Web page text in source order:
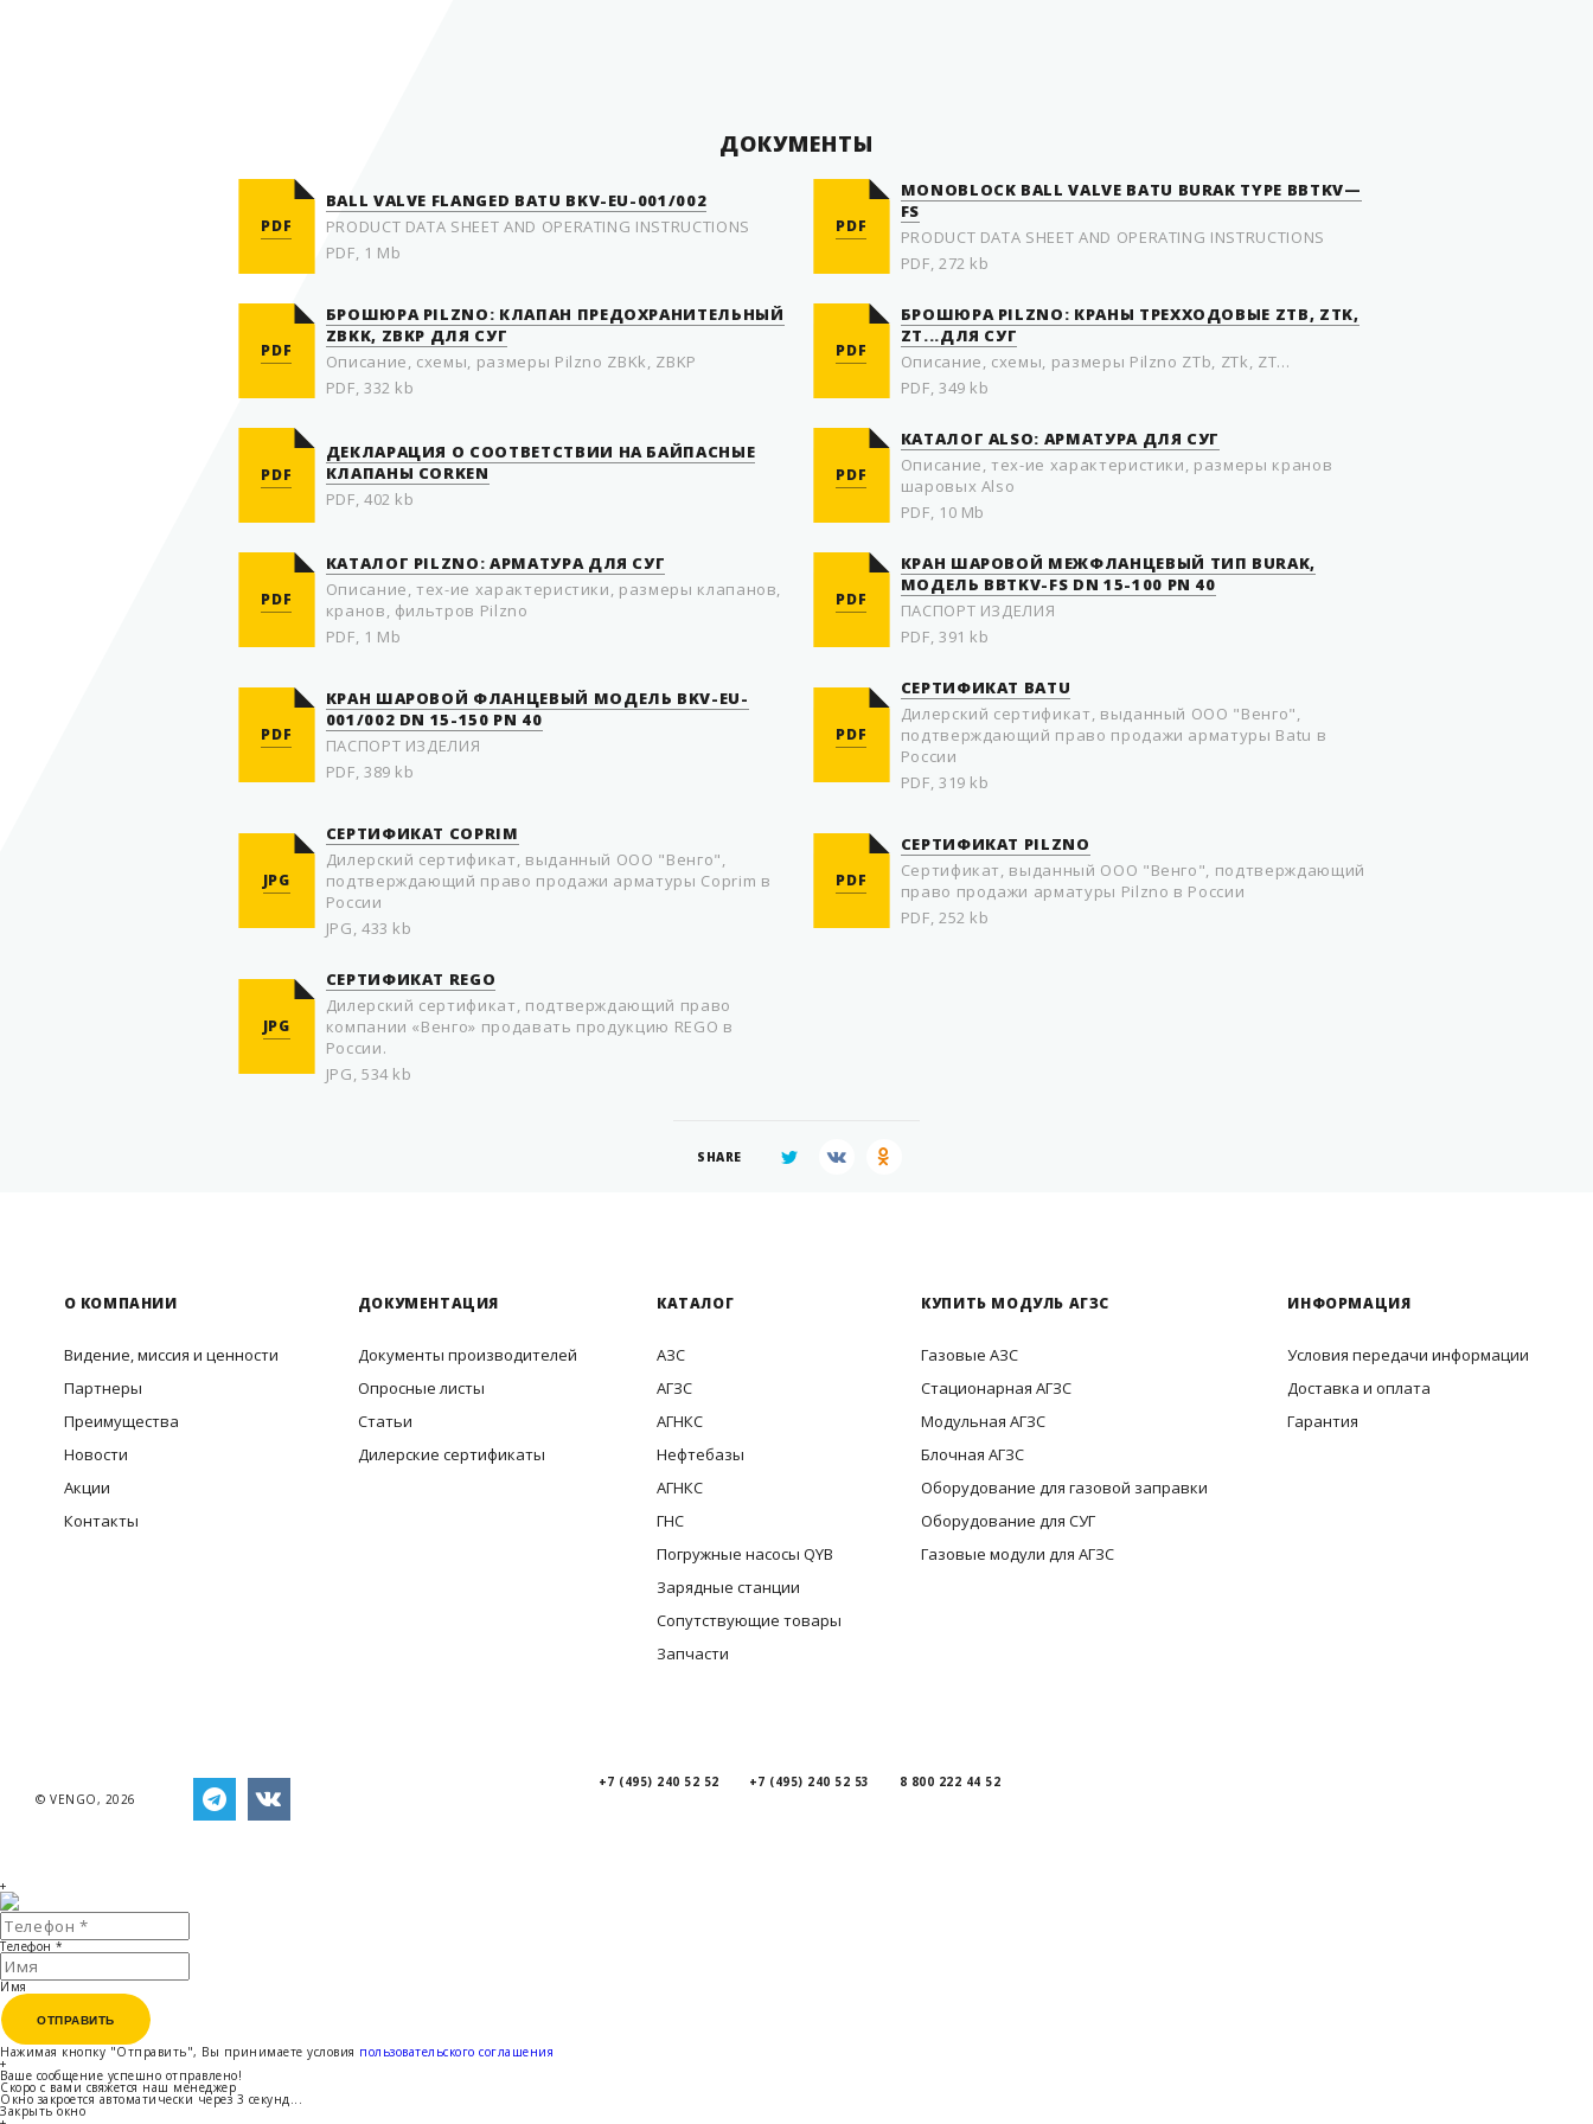
ДОКУМЕНТЫ
PDF
BALL VALVE FLANGED BATU BKV-EU-001/002
PRODUCT DATA SHEET AND OPERATING INSTRUCTIONS
PDF, 1 Mb
PDF
MONOBLOCK BALL VALVE BATU BURAK TYPE BBTKV—
FS
PRODUCT DATA SHEET AND OPERATING INSTRUCTIONS
PDF, 272 kb
PDF
БРОШЮРА PILZNO: КЛАПАН ПРЕДОХРАНИТЕЛЬНЫЙ
ZBKK, ZBKP ДЛЯ СУГ
Описание, схемы, размеры Pilzno ZBKk, ZBKP
PDF, 332 kb
PDF
БРОШЮРА PILZNO: КРАНЫ ТРЕХХОДОВЫЕ ZTB, ZTK,
ZT...ДЛЯ СУГ
Описание, схемы, размеры Pilzno ZTb, ZTk, ZT...
PDF, 349 kb
PDF
ДЕКЛАРАЦИЯ О СООТВЕТСТВИИ НА БАЙПАСНЫЕ
КЛАПАНЫ CORKEN
PDF, 402 kb
PDF
КАТАЛОГ ALSO: АРМАТУРА ДЛЯ СУГ
Описание, тех-ие характеристики, размеры кранов
шаровых Also
PDF, 10 Mb
PDF
КАТАЛОГ PILZNO: АРМАТУРА ДЛЯ СУГ
Описание, тех-ие характеристики, размеры клапанов,
кранов, фильтров Pilzno
PDF, 1 Mb
PDF
КРАН ШАРОВОЙ МЕЖФЛАНЦЕВЫЙ ТИП BURAK,
МОДЕЛЬ BBTKV-FS DN 15-100 PN 40
ПАСПОРТ ИЗДЕЛИЯ
PDF, 391 kb
PDF
КРАН ШАРОВОЙ ФЛАНЦЕВЫЙ МОДЕЛЬ BKV-EU-
001/002 DN 15-150 PN 40
ПАСПОРТ ИЗДЕЛИЯ
PDF, 389 kb
PDF
СЕРТИФИКАТ BATU
Дилерский сертификат, выданный ООО "Венго",
подтверждающий право продажи арматуры Batu в
России
PDF, 319 kb
JPG
СЕРТИФИКАТ COPRIM
Дилерский сертификат, выданный ООО "Венго",
подтверждающий право продажи арматуры Coprim в
России
JPG, 433 kb
PDF
СЕРТИФИКАТ PILZNO
Cертификат, выданный ООО "Венго", подтверждающий
право продажи арматуры Pilzno в России
PDF, 252 kb
JPG
СЕРТИФИКАТ REGO
Дилерский сертификат, подтверждающий право
компании «Венго» продавать продукцию REGO в
России.
JPG, 534 kb
SHARE
© VENGO, 2026
+7 (495) 240 52 52 +7 (495) 240 52 53 8 800 222 44 52
О КОМПАНИИ
Видение, миссия и ценности
Партнеры
Преимущества
Новости
Акции
Контакты
ДОКУМЕНТАЦИЯ
Документы производителей
Опросные листы
Статьи
Дилерские сертификаты
КАТАЛОГ
АЗС
АГЗС
АГНКС
Нефтебазы
АГНКС
ГНС
Погружные насосы QYB
Зарядные станции
Сопутствующие товары
Запчасти
КУПИТЬ МОДУЛЬ АГЗС
Газовые АЗС
Стационарная АГЗС
Модульная АГЗС
Блочная АГЗС
Оборудование для газовой заправки
Оборудование для СУГ
Газовые модули для АГЗС
ИНФОРМАЦИЯ
Условия передачи информации
Доставка и оплата
Гарантия
+
Телефон *
Имя
ОТПРАВИТЬ
ОТПРАВИТЬ
Нажимая кнопку "Отправить", Вы принимаете условия пользовательского соглашения
+
Ваше сообщение успешно отправлено!
Скоро с вами свяжется наш менеджер
Окно закроется автоматически через 3 секунд...
Закрыть окно